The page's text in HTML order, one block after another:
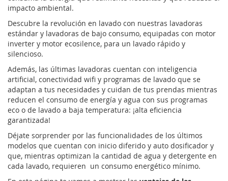
impacto ambiental.
Descubre la revolución en lavado con nuestras lavadoras
estándar y lavadoras de bajo consumo, equipadas con motor
inverter y motor ecosilence, para un lavado rápido y
silencioso.
Además, las últimas lavadoras cuentan con inteligencia
artificial, conectividad wifi y programas de lavado que se
adaptan a tus necesidades y cuidan de tus prendas mientras
reducen el consumo de energía y agua con sus programas
eco o de lavado a baja temperatura: ¡alta eficiencia
garantizada!
Déjate sorprender por las funcionalidades de los últimos
modelos que cuentan con inicio diferido y auto dosificador y
que, mientras optimizan la cantidad de agua y detergente en
cada lavado, requieren un consumo energético mínimo.